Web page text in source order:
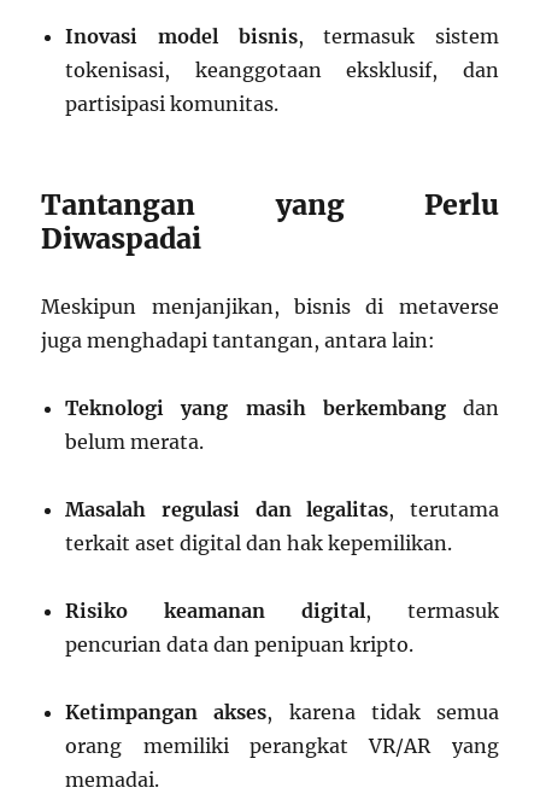
Inovasi model bisnis, termasuk sistem
tokenisasi, keanggotaan eksklusif, dan
partisipasi komunitas.
Tantangan yang Perlu
Diwaspadai
Meskipun menjanjikan, bisnis di metaverse
juga menghadapi tantangan, antara lain:
Teknologi yang masih berkembangdan
belum merata.
Masalah regulasi dan legalitas, terutama
terkait aset digital dan hak kepemilikan.
Risiko keamanan digital, termasuk
pencurian data dan penipuan kripto.
Ketimpangan akses, karena tidak semua
orang memiliki perangkat VR/AR yang
memadai.